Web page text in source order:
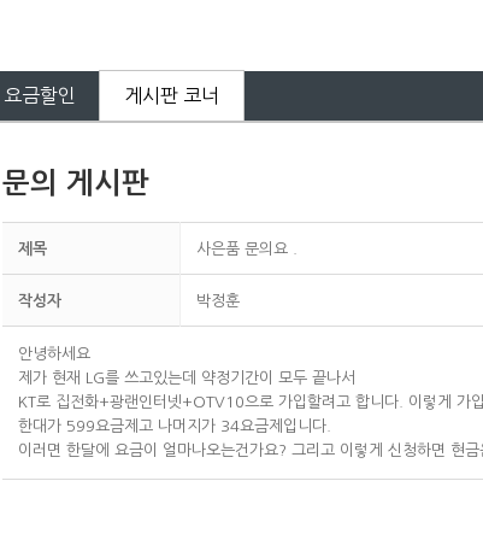
요금할인 게시판 코너
문의 게시판
제목 사은품 문의요 .
작성자 박정훈
안녕하세요
제가 현재 LG를 쓰고있는데 약정기간이 모두 끝나서
KT로 집전화+광랜인터넷+OTV10으로 가입할려고 합니다. 이렇게 가
한대가 599요금제고 나머지가 34요금제입니다.
이러면 한달에 요금이 얼마나오는건가요? 그리고 이렇게 신청하면 현